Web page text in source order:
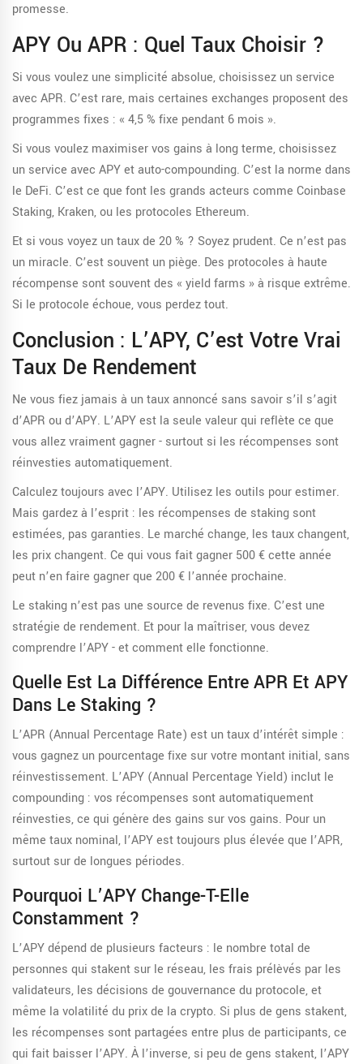
promesse.
APY Ou APR : Quel Taux Choisir ?
Si vous voulez une simplicité absolue, choisissez un service
avec APR. C’est rare, mais certaines exchanges proposent des
programmes fixes : « 4,5 % fixe pendant 6 mois ».
Si vous voulez maximiser vos gains à long terme, choisissez
un service avec APY et auto-compounding. C’est la norme dans
le DeFi. C’est ce que font les grands acteurs comme Coinbase
Staking, Kraken, ou les protocoles Ethereum.
Et si vous voyez un taux de 20 % ? Soyez prudent. Ce n’est pas
un miracle. C’est souvent un piège. Des protocoles à haute
récompense sont souvent des « yield farms » à risque extrême.
Si le protocole échoue, vous perdez tout.
Conclusion : L’APY, C’est Votre Vrai
Taux De Rendement
Ne vous fiez jamais à un taux annoncé sans savoir s’il s’agit
d’APR ou d’APY. L’APY est la seule valeur qui reflète ce que
vous allez vraiment gagner - surtout si les récompenses sont
réinvesties automatiquement.
Calculez toujours avec l’APY. Utilisez les outils pour estimer.
Mais gardez à l’esprit : les récompenses de staking sont
estimées, pas garanties. Le marché change, les taux changent,
les prix changent. Ce qui vous fait gagner 500 € cette année
peut n’en faire gagner que 200 € l’année prochaine.
Le staking n’est pas une source de revenus fixe. C’est une
stratégie de rendement. Et pour la maîtriser, vous devez
comprendre l’APY - et comment elle fonctionne.
Quelle Est La Différence Entre APR Et APY
Dans Le Staking ?
L’APR (Annual Percentage Rate) est un taux d’intérêt simple :
vous gagnez un pourcentage fixe sur votre montant initial, sans
réinvestissement. L’APY (Annual Percentage Yield) inclut le
compounding : vos récompenses sont automatiquement
réinvesties, ce qui génère des gains sur vos gains. Pour un
même taux nominal, l’APY est toujours plus élevée que l’APR,
surtout sur de longues périodes.
Pourquoi L’APY Change-T-Elle
Constamment ?
L’APY dépend de plusieurs facteurs : le nombre total de
personnes qui stakent sur le réseau, les frais prélèvés par les
validateurs, les décisions de gouvernance du protocole, et
même la volatilité du prix de la crypto. Si plus de gens stakent,
les récompenses sont partagées entre plus de participants, ce
qui fait baisser l’APY. À l’inverse, si peu de gens stakent, l’APY